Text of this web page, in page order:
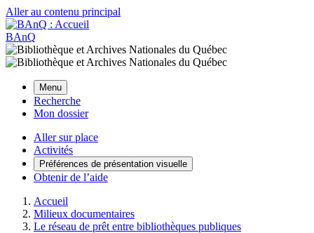
Aller au contenu principal
BAnQ
Menu
Recherche
Mon dossier
Aller sur place
Activités
Préférences de présentation visuelle
Obtenir de l’aide
Accueil
Milieux documentaires
Le réseau de prêt entre bibliothèques publiques